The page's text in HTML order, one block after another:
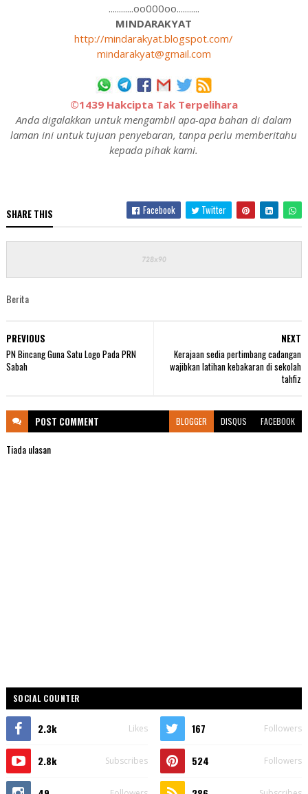
............oo000oo...........
MINDARAKYAT
http://mindarakyat.blogspot.com/
mindarakyat@gmail.com
©1439 Hakcipta Tak Terpelihara
Anda digalakkan untuk mengambil apa-apa bahan di dalam
laman ini untuk tujuan penyebaran, tanpa perlu memberitahu
kepada pihak kami.
SHARE THIS Facebook Twitter
Berita
NEXT
Kerajaan sedia pertimbang cadangan
wajibkan latihan kebakaran di sekolah
tahfiz
PREVIOUS
PN Bincang Guna Satu Logo Pada PRN
Sabah
POST COMMENT BLOGGER DISQUS FACEBOOK
Tiada ulasan
SOCIAL COUNTER
2.3k Likes 167 Followers
2.8k Subscribes 524 Followers